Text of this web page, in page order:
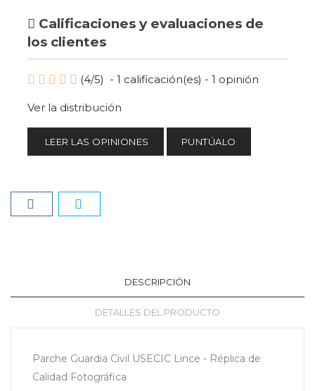
Calificaciones y evaluaciones de
los clientes
(4/5) - 1 calificación(es) - 1 opinión
Ver la distribución
LEER LAS OPINIONES PUNTÚALO
DESCRIPCIÓN
DETALLES DEL PRODUCTO
Parche Guardia Civil USECIC Lince - Réplica de
Calidad Fotográfica